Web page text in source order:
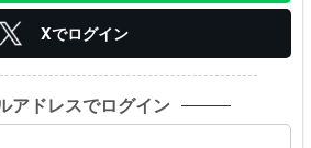
Xでログイン
アドレスでログイン